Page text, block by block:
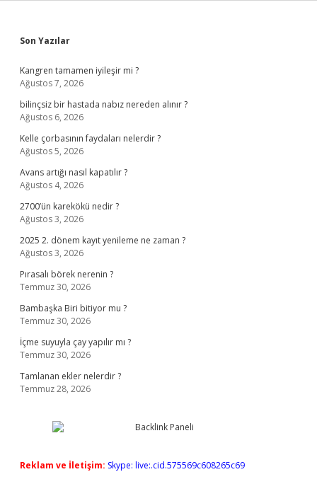
Sidebar
Son Yazılar
Kangren tamamen iyileşir mi ?
Ağustos 7, 2026
bilinçsiz bir hastada nabız nereden alınır ?
Ağustos 6, 2026
Kelle çorbasının faydaları nelerdir ?
Ağustos 5, 2026
Avans artığı nasıl kapatılır ?
Ağustos 4, 2026
2700’ün karekökü nedir ?
Ağustos 3, 2026
2025 2. dönem kayıt yenileme ne zaman ?
Ağustos 3, 2026
Pırasalı börek nerenin ?
Temmuz 30, 2026
Bambaşka Biri bitiyor mu ?
Temmuz 30, 2026
İçme suyuyla çay yapılır mı ?
Temmuz 30, 2026
Tamlanan ekler nelerdir ?
Temmuz 28, 2026
Reklam ve İletişim: Skype: live:.cid.575569c608265c69